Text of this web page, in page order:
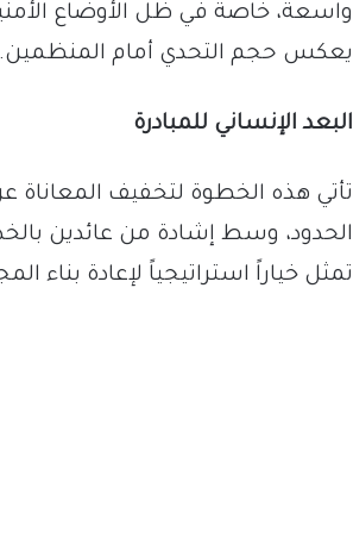
واسعة، خاصة في ظل الأوضاع
يعكس حجم التحدي أمام المنظمين.
البعد الإنساني للمبادرة
تأتي هذه الخطوة لتخفيف المعاناة
الحدود، وسط إشادة من عائدين
تمثل خياراً استراتيجياً لإعادة بناء